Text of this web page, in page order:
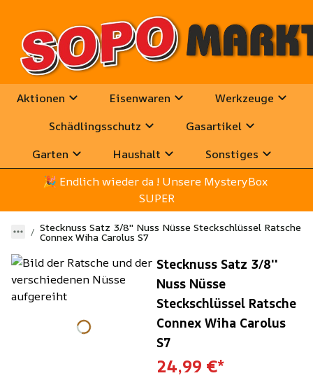
Aktionen Eisenwaren
Werkzeuge
Schädlingsschutz
Gasartikel
Garten
Haushalt
Sonstiges
🎉 Endlich wieder da ! Unsere MysteryBox
SUPER
Stecknuss Satz 3/8'' Nuss Nüsse Steckschlüssel Ratsche
Connex Wiha Carolus S7
Stecknuss Satz 3/8''
Nuss Nüsse
Steckschlüssel Ratsche
Connex Wiha Carolus
S7
24,99 €*